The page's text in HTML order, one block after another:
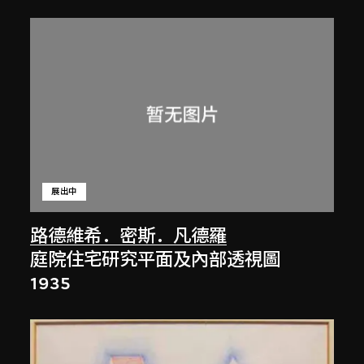
路德維希．密斯．凡德羅
展出中
庭院住宅研究平面及內部透視圖
1935